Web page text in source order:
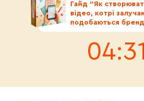
04:30
Гайд “Як
відео, котрі
подобаються